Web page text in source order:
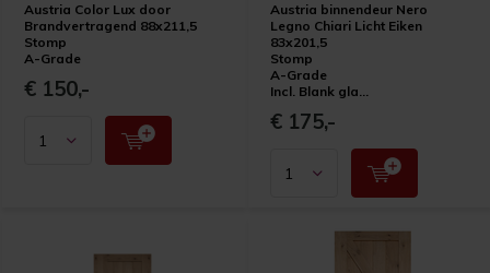
Austria Color Lux door
Brandvertragend 88x211,5
Stomp
A-Grade
€ 150,-
Austria binnendeur Nero
Legno Chiari Licht Eiken
83x201,5
Stomp
A-Grade
Incl. Blank gla...
€ 175,-